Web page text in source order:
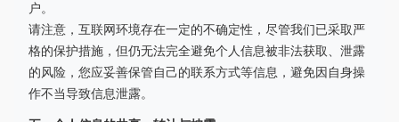
户。
请注意，互联网环境存在一定的不确定性，尽管我们已采取严
格的保护措施，但仍无法完全避免个人信息被非法获取、泄露
的风险，您应妥善保管自己的联系方式等信息，避免因自身操
作不当导致信息泄露。